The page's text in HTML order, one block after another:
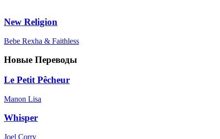
New Religion
Bebe Rexha & Faithless
Новые Переводы
Le Petit Pêcheur
Manon Lisa
Whisper
Joel Corry